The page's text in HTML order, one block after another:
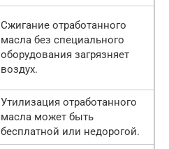
Сжигание отработанного
масла без специального
оборудования загрязняет
воздух.
Утилизация отработанного
масла может быть
бесплатной или недорогой.